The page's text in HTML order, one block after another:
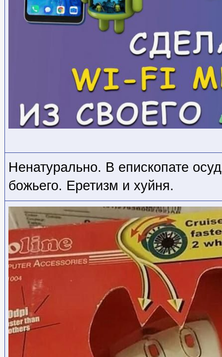
Ненатурально. В епископате
божьего. Еретизм и хуйня.